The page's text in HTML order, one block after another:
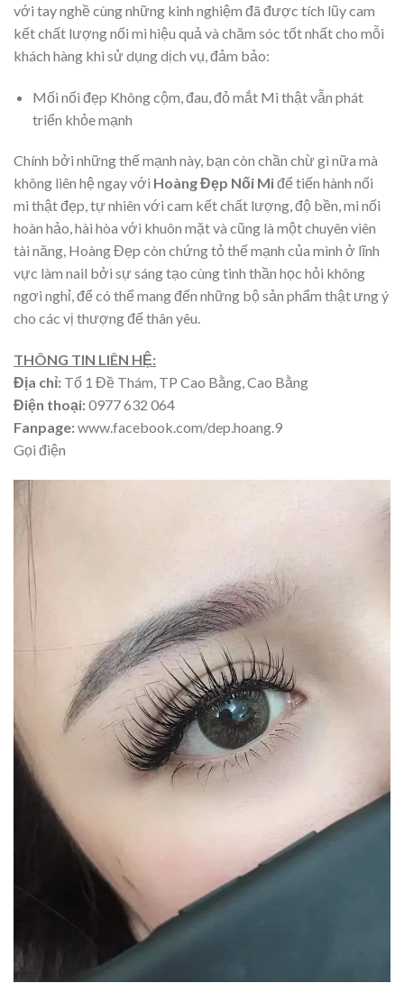
với tay nghề cùng những kinh nghiệm đã được tích lũy cam
kết chất lượng nối mi hiệu quả và chăm sóc tốt nhất cho mỗi
khách hàng khi sử dụng dịch vụ, đảm bảo:
Mối nối đẹp Không cộm, đau, đỏ mắt Mi thật vẫn phát
triển khỏe mạnh
Chính bởi những thế mạnh này, bạn còn chần chừ gì nữa mà
không liên hệ ngay với Hoàng Đẹp Nối Miđể tiến hành nối
mi thật đẹp, tự nhiên với cam kết chất lượng, độ bền, mi nối
hoàn hảo, hài hòa với khuôn mặt và cũng là một chuyên viên
tài năng, Hoàng Đẹp còn chứng tỏ thế mạnh của mình ở lĩnh
vực làm nail bởi sự sáng tạo cùng tinh thần học hỏi không
ngơi nghỉ, để có thể mang đến những bộ sản phẩm thật ưng ý
cho các vị thượng đế thân yêu.
THÔNG TIN LIÊN HỆ:
Địa chỉ: Tổ 1 Đề Thám, TP Cao Bằng, Cao Bằng
Điện thoại:0977 632 064
Fanpage:www.facebook.com/dep.hoang.9
Gọi điện